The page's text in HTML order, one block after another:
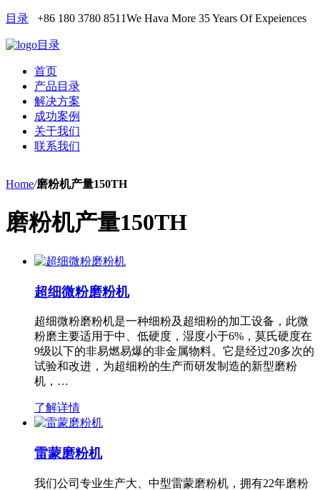
目录 +86 180 3780 8511We Hava More 35 Years Of Expeiences
目录
首页
产品目录
解决方案
成功案例
关于我们
联系我们
Home/磨粉机产量150TH
磨粉机产量150TH
超细微粉磨粉机
超细微粉磨粉机是一种细粉及超细粉的加工设备，此微
粉磨主要适用于中、低硬度，湿度小于6%，莫氏硬度在
9级以下的非易燃易爆的非金属物料。它是经过20多次的
试验和改进，为超细粉的生产而研发制造的新型磨粉
机，…
了解详情
雷蒙磨粉机
我们公司专业生产大、中型雷蒙磨粉机，拥有22年磨粉